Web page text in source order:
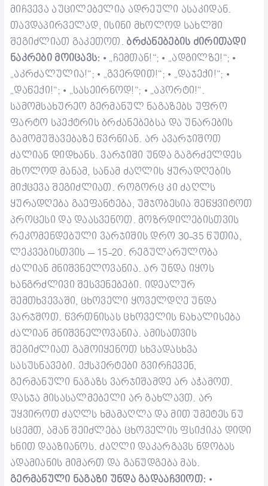
მიჩვევა აუცილებელია ადრეული ასაკიდან.
თავდაპირველად, ისინი მხოლოდ სახლში
შეგიძლიათ გაკეთოთ. ბრძანებების ძირითადი
ნაკრები მოიცავს: • „ჩემთან!“; • „ადგილზე!“; •
„აკრძალულია!“; • „გვერდით!“; • „დაჯექი!“; •
„დაწექი!“; • „სასეირნოდ!“; • „აპორტი!“.
სამომსახურეო გერმანულ ნაგაზებს უფრო
ფარტო სპექტრის ბრძანებებსა და უნარების
გამომუშავებაზე წვრნიან. არ ავარჯიშოთ
ძალიან დიდხანს. ვარჯიში უნდა გაგრძელდეს
მხოლოდ მანამ, სანამ ძაღლის ყურადღების
მიქცევა შეგიძლიათ. როგორც კი ძაღლს
ყურადღება გაეფანტება, უმჯობესია შეწყვიტოთ
პროცესი და დაასვენოთ. მოზრდილებისთვის
რეკომენდებული ვარჯიშის დრო 30-35 წუთია,
ლეკვებისთვის – 15-20. რეგულარულობა
ძალიან მნიშვნელოვანია. არ უნდა იყოს
ხანგრძლივი შესვენებები. იდეალურ
შემთხვევაში, ცხოველი ყოველდღე უნდა
ვარჯშოთ. წვრთნისას ცხოველის წახალისება
ძალიან მნიშვნელოვანია. ამისათვის
შეგიძლიათ გამოიყენოთ სხვადასხვა
სასუსნავები. ექსპერტები გვირჩევენ,
გერმანული ნაგაზს ვარჯიშამდე არ აჭამოთ.
დასჯა მისასალმებელი არ გახლავთ. არ
უყვიროთ ძაღლს ხმამაღლა და მით უმეტეს ნუ
სცემთ, ამან შეიძლება ცხოველის ფსიქიკა დიდი
ხნით დააზიანოს. ძაღლი დაკარგავს ნდობას
ადამიანის მიმართ და განუდგება მას.
გერმანული ნაგაზი უნდა გადააჩვიოთ: •